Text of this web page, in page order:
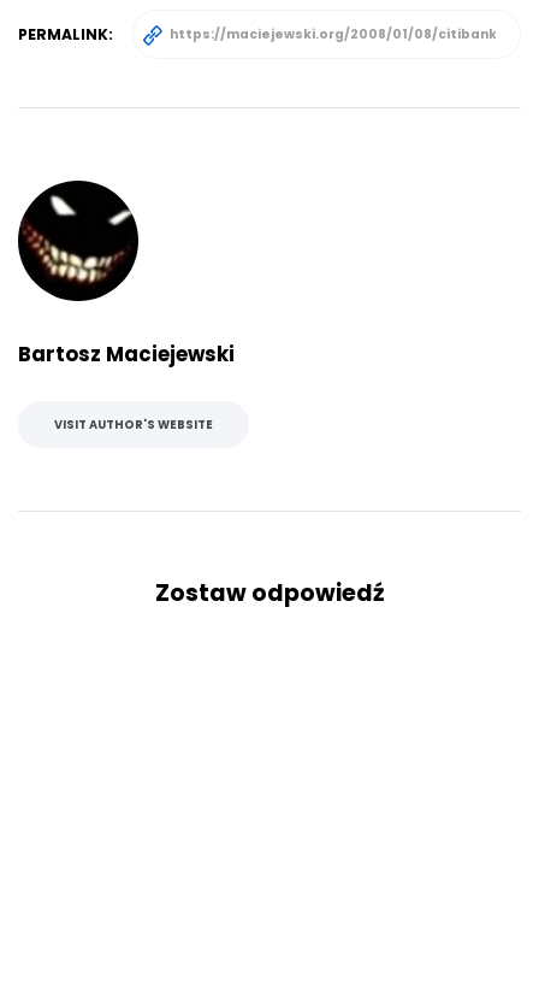
PERMALINK:
Bartosz Maciejewski
VISIT AUTHOR'S WEBSITE
Zostaw odpowiedź